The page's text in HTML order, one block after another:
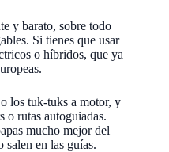
y barato, sobre todo
Si tienes que usar
o híbridos, que ya
los tuk-tuks a motor, y
o rutas autoguiadas.
mucho mejor del
salen en las guías.